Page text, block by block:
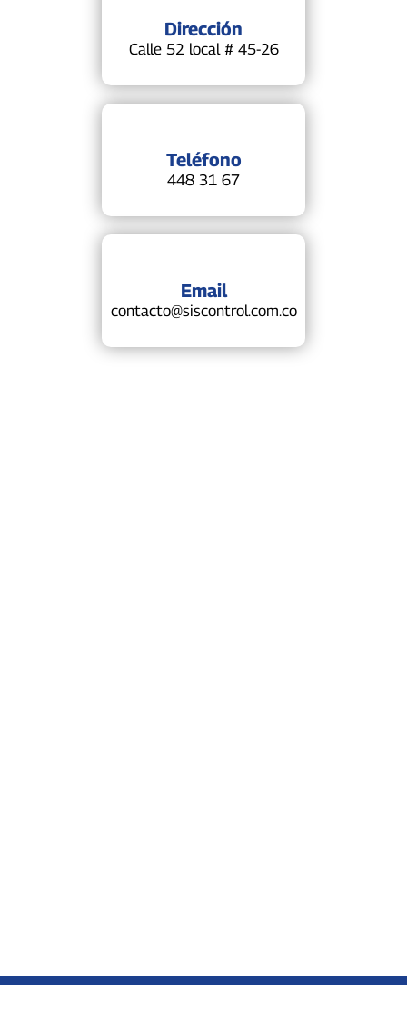
Dirección
Calle 52 local # 45-26
Teléfono
448 31 67
Email
contacto@siscontrol.com.co